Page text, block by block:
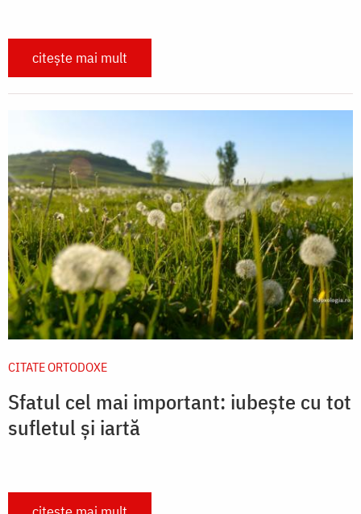
citește mai mult
CITATE ORTODOXE
Sfatul cel mai important: iubește cu tot
sufletul și iartă